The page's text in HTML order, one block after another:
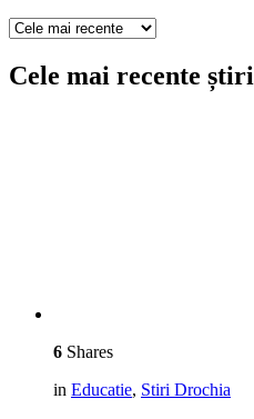
Cele mai recente știri
6 Shares
in Educatie, Stiri Drochia